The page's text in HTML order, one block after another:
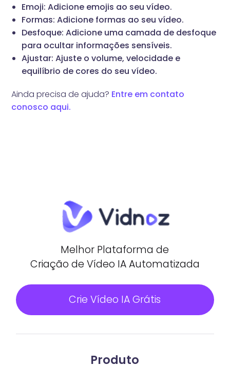
Emoji: Adicione emojis ao seu vídeo.
Formas: Adicione formas ao seu vídeo.
Desfoque: Adicione uma camada de desfoque
para ocultar informações sensíveis.
Ajustar: Ajuste o volume, velocidade e
equilíbrio de cores do seu vídeo.
Ainda precisa de ajuda? Entre em contato
conosco aqui.
Melhor Plataforma de
Criação de Vídeo IA Automatizada
Crie Vídeo IA Grátis
Produto